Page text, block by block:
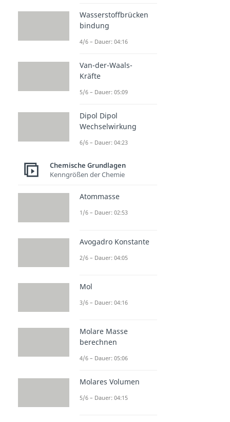
Wasserstoffbrücken
bindung
4/6 – Dauer: 04:16
Van-der-Waals-
Kräfte
5/6 – Dauer: 05:09
Dipol Dipol
Wechselwirkung
6/6 – Dauer: 04:23
Chemische Grundlagen
Kenngrößen der Chemie
Atommasse
1/6 – Dauer: 02:53
Avogadro Konstante
2/6 – Dauer: 04:05
Mol
3/6 – Dauer: 04:16
Molare Masse
berechnen
4/6 – Dauer: 05:06
Molares Volumen
5/6 – Dauer: 04:15